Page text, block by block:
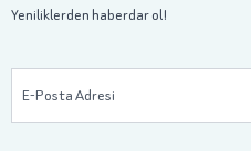
Yeniliklerden haberdar ol!
E-Posta Adresi